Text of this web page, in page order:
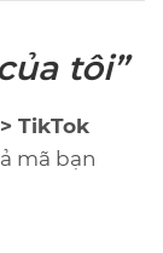
tôi”
TikTok
mã bạn